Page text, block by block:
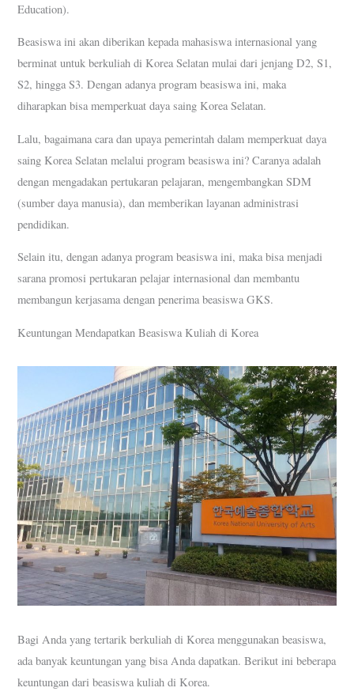
Education).
Beasiswa ini akan diberikan kepada mahasiswa internasional yang
berminat untuk berkuliah di Korea Selatan mulai dari jenjang D2, S1,
S2, hingga S3. Dengan adanya program beasiswa ini, maka
diharapkan bisa memperkuat daya saing Korea Selatan.
Lalu, bagaimana cara dan upaya pemerintah dalam memperkuat daya
saing Korea Selatan melalui program beasiswa ini? Caranya adalah
dengan mengadakan pertukaran pelajaran, mengembangkan SDM
(sumber daya manusia), dan memberikan layanan administrasi
pendidikan.
Selain itu, dengan adanya program beasiswa ini, maka bisa menjadi
sarana promosi pertukaran pelajar internasional dan membantu
membangun kerjasama dengan penerima beasiswa GKS.
Keuntungan Mendapatkan Beasiswa Kuliah di Korea
Bagi Anda yang tertarik berkuliah di Korea menggunakan beasiswa,
ada banyak keuntungan yang bisa Anda dapatkan. Berikut ini beberapa
keuntungan dari beasiswa kuliah di Korea.